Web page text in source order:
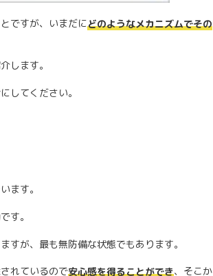
ですが、いまだにどのようなメカニズムでその
します。
してください。
ます。
す。
すが、最も無防備な状態でもあります。
れているので安心感を得ることができ、そこか